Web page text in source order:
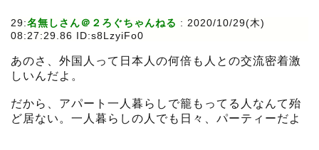
29:名無しさん＠２ろぐちゃんねる : 2020/10/29(木)
08:27:29.86 ID:s8LzyiFo0
あのさ、外国人って日本人の何倍も人との交流密着激
しいんだよ。
だから、アパート一人暮らしで籠もってる人なんて殆
ど居ない。一人暮らしの人でも日々、パーティーだよ